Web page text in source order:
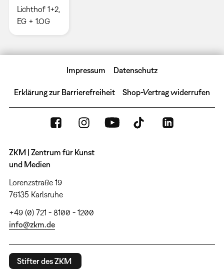
Lichthof 1+2,
EG + 1.OG
Impressum Datenschutz
Erklärung zur Barrierefreiheit Shop-Vertrag widerrufen
ZKM | Zentrum für Kunst
und Medien
Lorenzstraße 19
76135 Karlsruhe
+49 (0) 721 - 8100 - 1200
info@zkm.de
Stifter des ZKM